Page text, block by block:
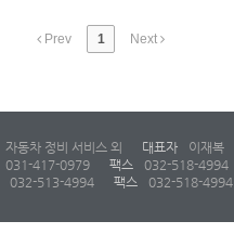
Prev 1 Next
자동차 정비 서비스 외 대표자 이재복
031-417-0979 팩스
032-518-4994
032-513-4994 팩스 032-518-4994